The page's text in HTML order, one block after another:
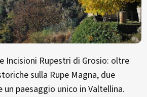
Incisioni Rupestri di Grosio: oltre
sulla Rupe Magna, due
paesaggio unico in Valtellina.